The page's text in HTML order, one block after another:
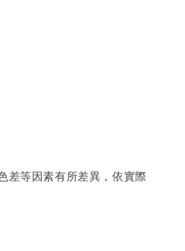
差等因素有所差異，依實際